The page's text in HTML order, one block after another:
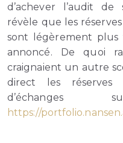
d’achever l’audit de
révèle que les
sont légèrement plus
annoncé. De quoi
craignaient un autre
direct les réserves
https://